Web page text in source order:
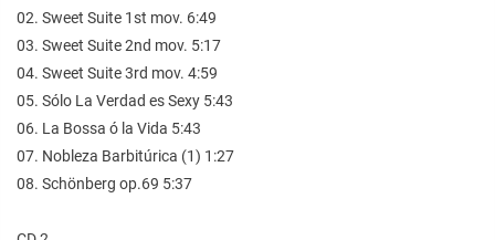
02. Sweet Suite 1st mov. 6:49
03. Sweet Suite 2nd mov. 5:17
04. Sweet Suite 3rd mov. 4:59
05. Sólo La Verdad es Sexy 5:43
06. La Bossa ó la Vida 5:43
07. Nobleza Barbitúrica (1) 1:27
08. Schönberg op.69 5:37